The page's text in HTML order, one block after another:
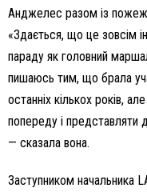
Анджелес разом із
«Здається, що це зовсім
параду як головний
пишаюсь тим, що брала
останніх кількох років,
попереду і представляти
— сказала вона.
Заступником начальника